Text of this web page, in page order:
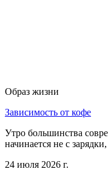
Образ жизни
Зависимость от кофе
Утро большинства
начинается не с
24 июля 2026 г.